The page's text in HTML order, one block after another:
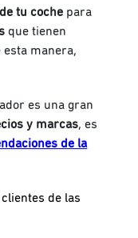
tu coche para
que tienen
esta manera,
es una gran
y marcas, es
de la
de las